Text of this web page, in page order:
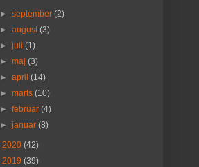
►september(2)
►august(3)
►juli(1)
►maj(3)
►april(14)
►marts(10)
►februar(4)
►januar(8)
2020 (42)
2019 (39)